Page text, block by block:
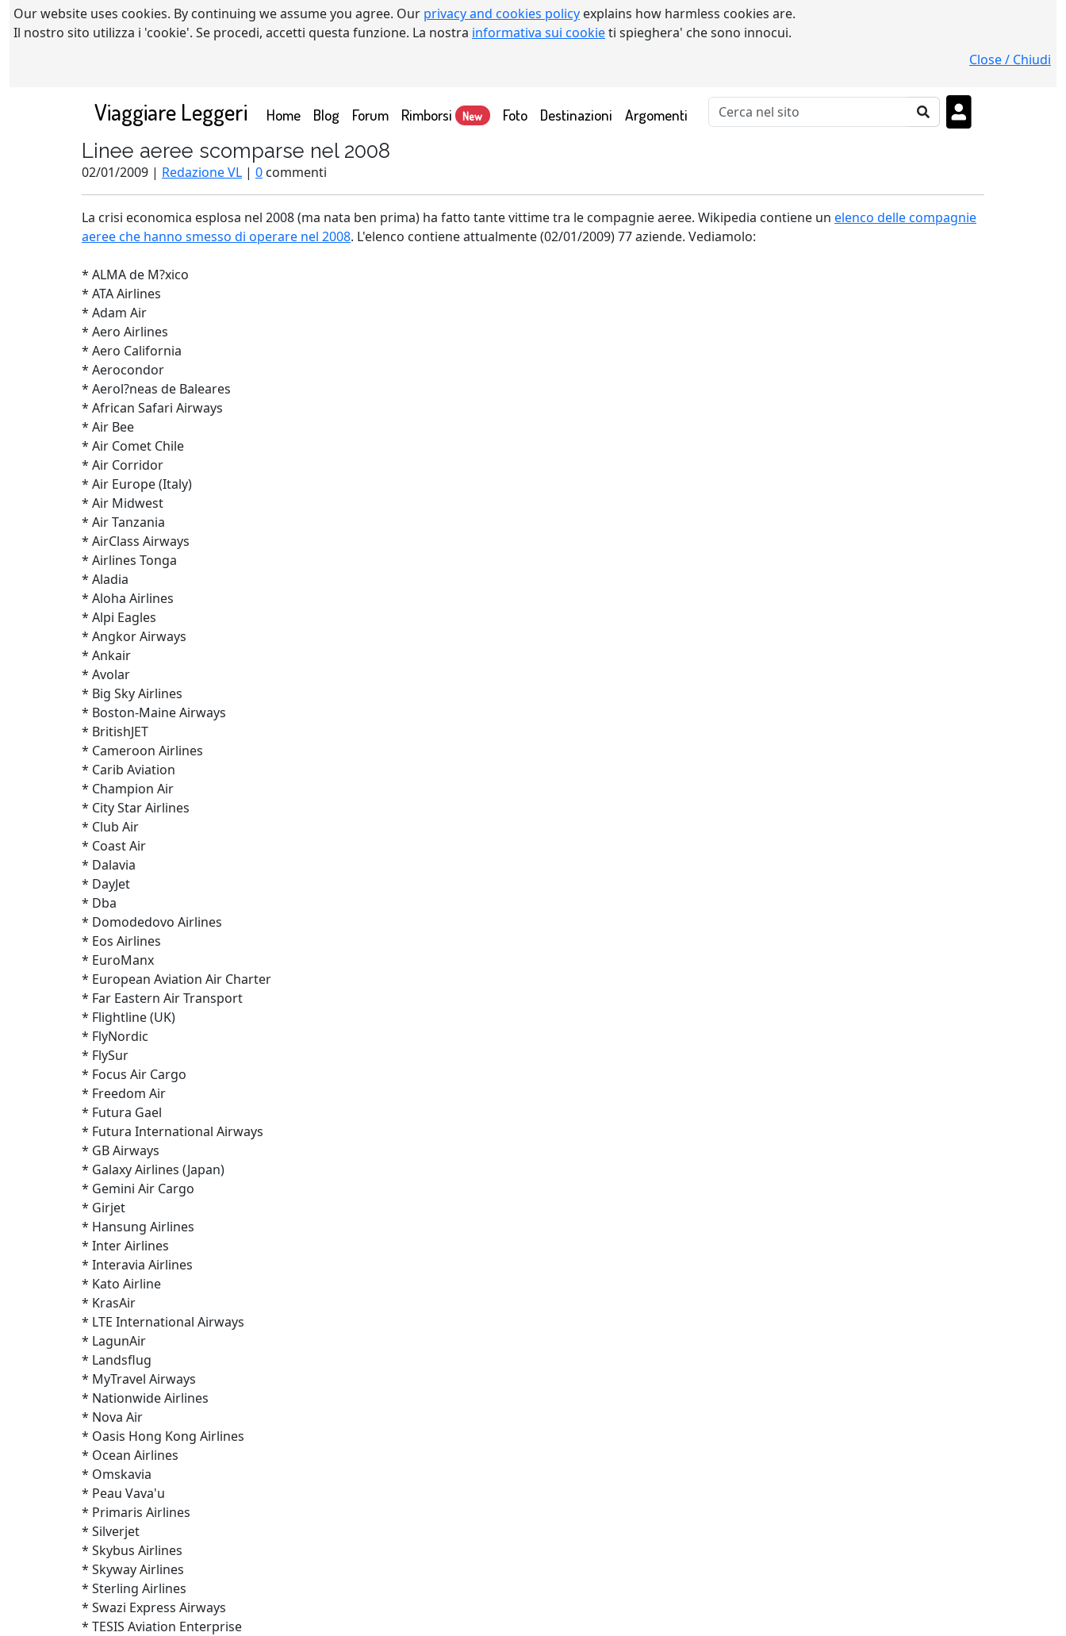
Our website uses cookies. By continuing we assume you agree. Our privacy and cookies policy explains how harmless cookies are.
Il nostro sito utilizza i 'cookie'. Se procedi, accetti questa funzione. La nostra informativa sui cookieti spieghera' che sono innocui.
Close / Chiudi
Viaggiare Leggeri Home(current)
Blog Forum Rimborsi New Foto Destinazioni Argomenti
Linee aeree scomparse nel 2008
02/01/2009 | Redazione VL | 0 commenti
La crisi economica esplosa nel 2008 (ma nata ben prima) ha fatto tante vittime tra le compagnie aeree. Wikipedia contiene un elenco delle compagnie
aeree che hanno smesso di operare nel 2008. L'elenco contiene attualmente (02/01/2009) 77 aziende. Vediamolo:
* ALMA de M?xico
* ATA Airlines
* Adam Air
* Aero Airlines
* Aero California
* Aerocondor
* Aerol?neas de Baleares
* African Safari Airways
* Air Bee
* Air Comet Chile
* Air Corridor
* Air Europe (Italy)
* Air Midwest
* Air Tanzania
* AirClass Airways
* Airlines Tonga
* Aladia
* Aloha Airlines
* Alpi Eagles
* Angkor Airways
* Ankair
* Avolar
* Big Sky Airlines
* Boston-Maine Airways
* BritishJET
* Cameroon Airlines
* Carib Aviation
* Champion Air
* City Star Airlines
* Club Air
* Coast Air
* Dalavia
* DayJet
* Dba
* Domodedovo Airlines
* Eos Airlines
* EuroManx
* European Aviation Air Charter
* Far Eastern Air Transport
* Flightline (UK)
* FlyNordic
* FlySur
* Focus Air Cargo
* Freedom Air
* Futura Gael
* Futura International Airways
* GB Airways
* Galaxy Airlines (Japan)
* Gemini Air Cargo
* Girjet
* Hansung Airlines
* Inter Airlines
* Interavia Airlines
* Kato Airline
* KrasAir
* LTE International Airways
* LagunAir
* Landsflug
* MyTravel Airways
* Nationwide Airlines
* Nova Air
* Oasis Hong Kong Airlines
* Ocean Airlines
* Omskavia
* Peau Vava'u
* Primaris Airlines
* Silverjet
* Skybus Airlines
* Skyway Airlines
* Sterling Airlines
* Swazi Express Airways
* TESIS Aviation Enterprise